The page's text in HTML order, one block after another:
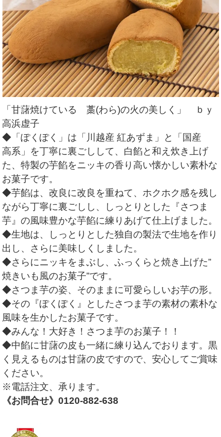
「甘藷焼けている 藁(わら)の火の美しく」 ｂｙ
高浜虚子
◆「ぽくぽく」は「川越産 紅あずま」と「国産
高系」を丁寧に裏ごしして、白餡と和え炊き上げ
た、特製の芋餡をニッキの香り高い懐かしい素朴な
お菓子です。
◆芋餡は、改良に改良を重ねて、ホクホク感を残し
ながら丁寧に裏ごしし、しっとりとした『さつま
芋』の風味豊かな芋餡に練りあげて仕上げました。
◆生地は、しっとりとした独自の製法で生地を作り
出し、さらに美味しくしました。
◆さらにニッキをまぶし、ふっくらと焼き上げた”
焼きいも風のお菓子”です。
◆さつま芋の姿、そのままに可愛らしいお芋の形。
◆その『ぽくぽく』としたさつま芋の素材の素朴な
風味を生かしたお菓子です。
◆みんな！大好き！さつま芋のお菓子！！
◆中餡に甘藷の皮も一緒に練り込んでおります。黒
く見えるものは甘藷の皮ですので、安心してご賞味
ください。
※電話注文、承ります。
《お問合せ》0120-882-638